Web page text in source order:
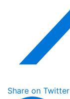
Share on Twitter